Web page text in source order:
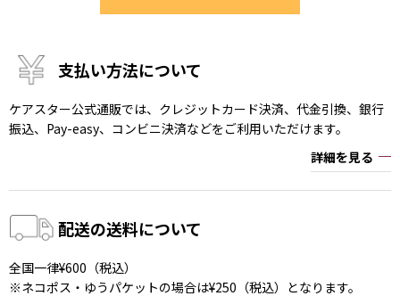
支払い方法について
ケアスター公式通販では、クレジットカード決済、代金引換、銀行
振込、Pay-easy、コンビニ決済などをご利用いただけます。
詳細を見る
配送の送料について
全国一律¥600（税込）
※ネコポス・ゆうパケットの場合は¥250（税込）となります。